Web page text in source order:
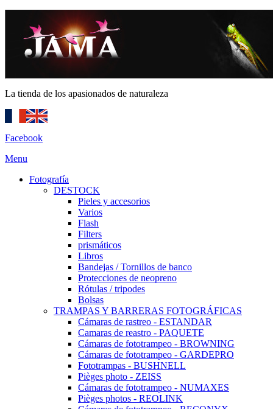
La tienda de los apasionados de naturaleza
Facebook
Menu
Fotografía
DESTOCK
Pieles y accesorios
Varios
Flash
Filters
prismáticos
Libros
Bandejas / Tornillos de banco
Protecciones de neopreno
Rótulas / tripodes
Bolsas
TRAMPAS Y BARRERAS FOTOGRÁFICAS
Cámaras de rastreo - ESTANDAR
Camaras de reastro - PAQUETE
Cámaras de fototrampeo - BROWNING
Cámaras de fototrampeo - GARDEPRO
Fototrampas - BUSHNELL
Pièges photo - ZEISS
Cámaras de fototrampeo - NUMAXES
Pièges photos - REOLINK